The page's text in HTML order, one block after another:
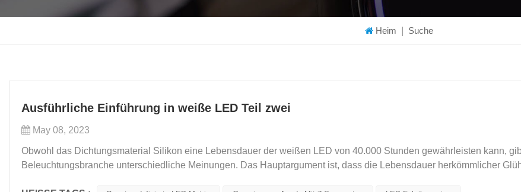
Heim Suche
Ausführliche Einführung in weiße LED Teil zwei
May 08, 2023
Obwohl das Dichtungsmaterial Silikon eine Lebensdauer der weißen LED von 40.000 Stunden gewährleisten kann,
Beleuchtungsbranche unterschiedliche Meinungen. Das Hauptargument ist, dass die Lebensdauer herkömmlicher